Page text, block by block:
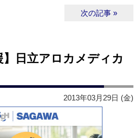
次の記事 »
】日立アロカメディカ
2013年03月29日 (金)